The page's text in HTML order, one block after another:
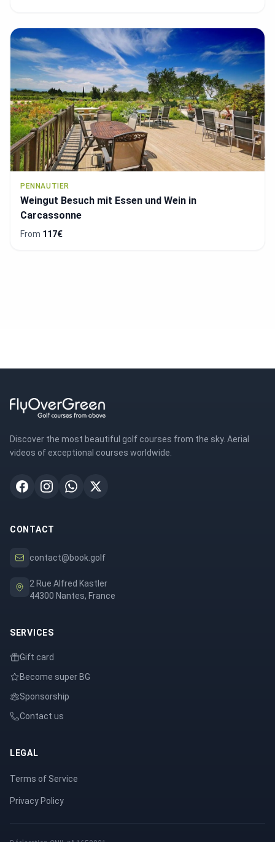
PENNAUTIER
Weingut Besuch mit Essen und Wein in
Carcassonne
From 117€
Discover the most beautiful golf courses from the sky. Aerial
videos of exceptional courses worldwide.
CONTACT
contact@book.golf
2 Rue Alfred Kastler
44300 Nantes, France
SERVICES
Gift card
Become super BG
Sponsorship
Contact us
LEGAL
Terms of Service
Privacy Policy